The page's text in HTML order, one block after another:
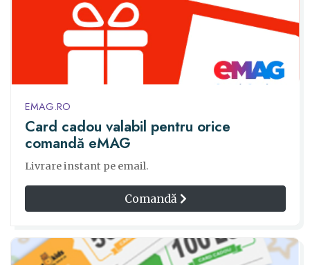
EMAG.RO
Card cadou valabil pentru orice
comandă eMAG
Livrare instant pe email.
Comandă